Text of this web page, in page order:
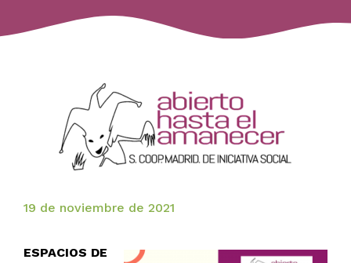
19 de noviembre de 2021
ESPACIOS DE